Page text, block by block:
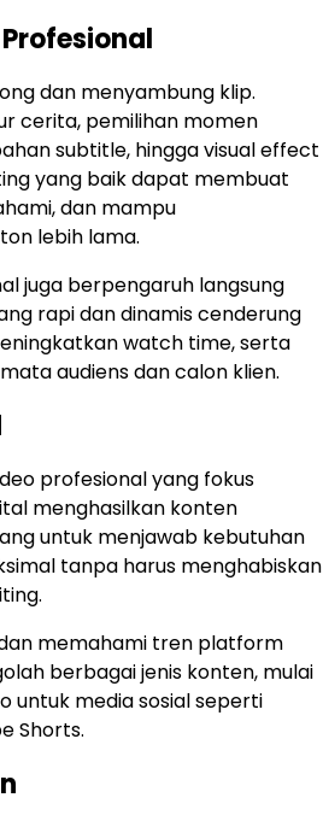
dan menyambung klip.
cerita, pemilihan momen
subtitle, hingga visual effect
yang baik dapat membuat
dan mampu
lebih lama.
juga berpengaruh langsung
rapi dan dinamis cenderung
watch time, serta
audiens dan calon klien.
profesional yang fokus
menghasilkan konten
untuk menjawab kebutuhan
tanpa harus menghabiskan
memahami tren platform
berbagai jenis konten, mulai
untuk media sosial seperti
Shorts.